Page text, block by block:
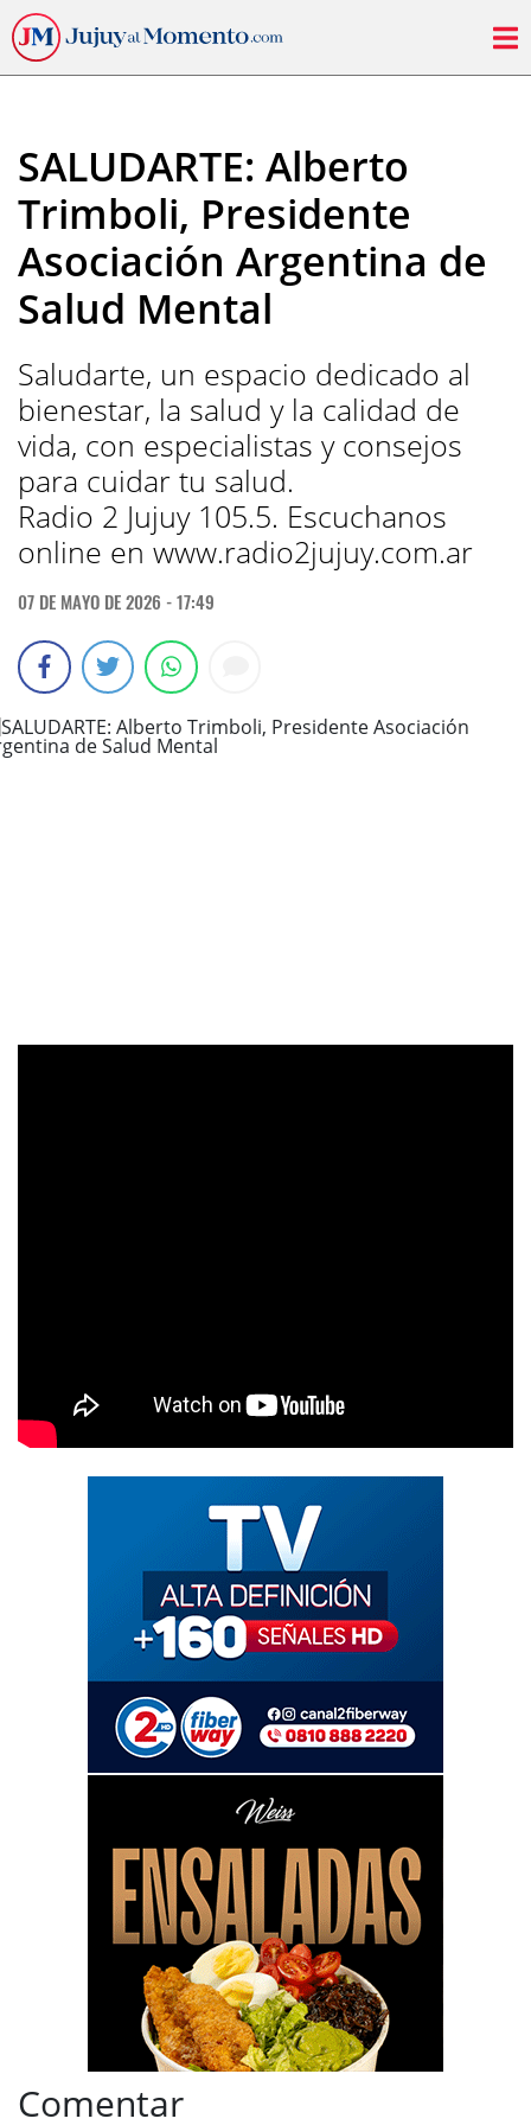
SALUDARTE: Alberto
Trimboli, Presidente
Asociación Argentina de
Salud Mental
Saludarte, un espacio dedicado al
bienestar, la salud y la calidad de
vida, con especialistas y consejos
para cuidar tu salud.
Radio 2 Jujuy 105.5. Escuchanos
online en www.radio2jujuy.com.ar
07 DE MAYO DE 2026 - 17:49
Comentar